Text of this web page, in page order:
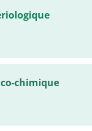
chimique